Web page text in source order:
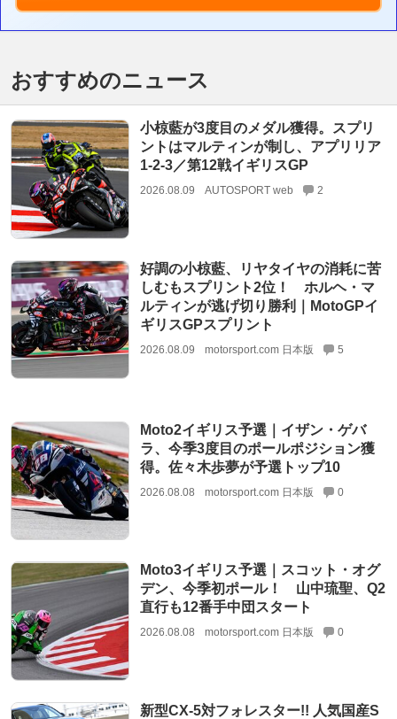
おすすめのニュース
小椋藍が3度目のメダル獲得。スプリ
ントはマルティンが制し、アプリリア
1-2-3／第12戦イギリスGP
2026.08.09 AUTOSPORT web 2
好調の小椋藍、リヤタイヤの消耗に苦
しむもスプリント2位！ ホルヘ・マ
ルティンが逃げ切り勝利｜MotoGPイ
ギリスGPスプリント
2026.08.09 motorsport.com 日本版 5
Moto2イギリス予選｜イザン・ゲバ
ラ、今季3度目のポールポジション獲
得。佐々木歩夢が予選トップ10
2026.08.08 motorsport.com 日本版 0
Moto3イギリス予選｜スコット・オグ
デン、今季初ポール！ 山中琉聖、Q2
直行も12番手中団スタート
2026.08.08 motorsport.com 日本版 0
新型CX-5対フォレスター!! 人気国産S